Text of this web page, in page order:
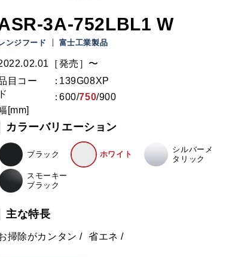
3A-752LBL1 W
ンジフード 富士工業製品
［発売］〜
目コー
ド
139G08XP
[mm]
600/750/900
カラーバリエーション
ブラック ホワイト
シルバーメ
タリック
スモーキー
ブラック
主な特長
掃除がカンタン 省エネ